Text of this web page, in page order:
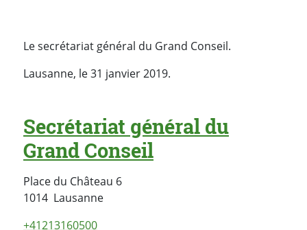
Le secrétariat général du Grand Conseil.
Lausanne, le 31 janvier 2019.
Secrétariat général du
Grand Conseil
Place du Château 6
1014 LausanneSuisse
+41213160500